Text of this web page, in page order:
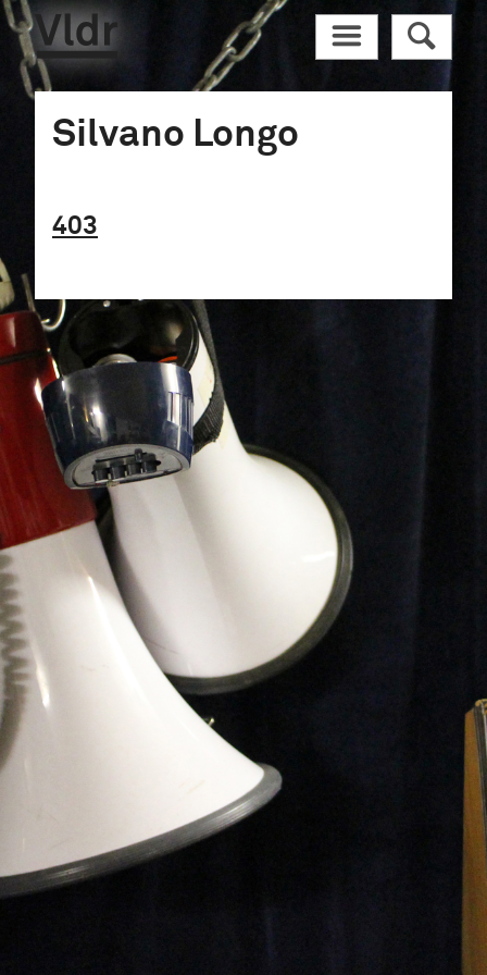
Vldr M R
Silvano Longo
403